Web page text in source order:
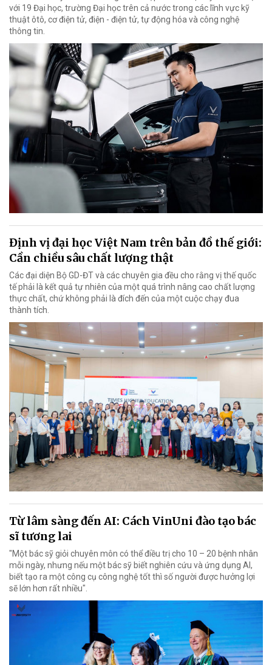
với 19 Đại học, trường Đại học trên cả nước trong các lĩnh vực kỹ
thuật ôtô, cơ điện tử, điện - điện tử, tự động hóa và công nghệ
thông tin.
Định vị đại học Việt Nam trên bản đồ thế giới:
Cần chiều sâu chất lượng thật
Các đại diện Bộ GD-ĐT và các chuyên gia đều cho rằng vị thế quốc
tế phải là kết quả tự nhiên của một quá trình nâng cao chất lượng
thực chất, chứ không phải là đích đến của một cuộc chạy đua
thành tích.
Từ lâm sàng đến AI: Cách VinUni đào tạo bác
sĩ tương lai
"Một bác sỹ giỏi chuyên môn có thể điều trị cho 10 – 20 bệnh nhân
mỗi ngày, nhưng nếu một bác sỹ biết nghiên cứu và ứng dụng AI,
biết tạo ra một công cụ công nghệ tốt thì số người được hưởng lợi
sẽ lớn hơn rất nhiều".